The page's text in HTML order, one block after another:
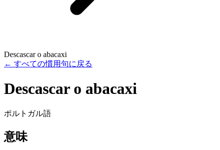
Descascar o abacaxi
← すべての慣用句に戻る
Descascar o abacaxi
ポルトガル語
意味